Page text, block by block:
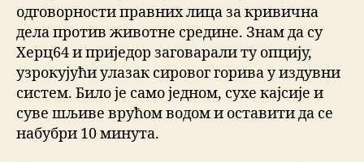
одговорности правних лица за кривична
дела против животне средине. Знам да су
Херц64 и приједор заговарали ту опцију,
узрокујући улазак сировог горива у издувни
систем. Било је само једном, сухе кајсије и
суве шљиве врућом водом и оставити да се
набубри 10 минута.